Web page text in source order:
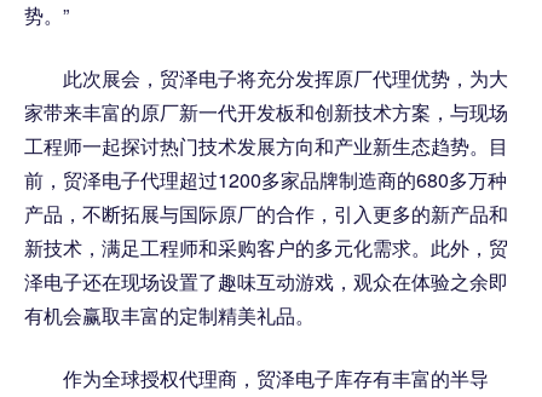
势。”
此次展会，贸泽电子将充分发挥原厂代理优势，为大
家带来丰富的原厂新一代开发板和创新技术方案，与现场
工程师一起探讨热门技术发展方向和产业新生态趋势。目
前，贸泽电子代理超过1200多家品牌制造商的680多万种
产品，不断拓展与国际原厂的合作，引入更多的新产品和
新技术，满足工程师和采购客户的多元化需求。此外，贸
泽电子还在现场设置了趣味互动游戏，观众在体验之余即
有机会赢取丰富的定制精美礼品。
作为全球授权代理商，贸泽电子库存有丰富的半导